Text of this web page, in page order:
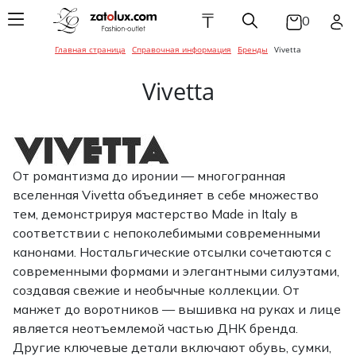
₸ 0
Комбинезоны
Жакеты /
Платья /
Пляжная
Белье
Ботинки
Кроссовки /
Кеды
Сандалии /
Шлепанцы
Сапоги
Аксессуары для
женщин
Сумка / Чехлы /
Портмоне
Украшения
Шарфы /
Пиджаки /
Пляжная
Белье
Рубашки
Спортивная
Эспадрильи
Сандалии /
Туфли
Аксессуары для
мужчин
Сумки / Чехлы /
Портмоне
Украшения
Шарфы /
Боди / Наборы /
Конверты
Пиджаки /
Платья /
Пляжная
Белье
Кеды
Сандалии /
Шлепанцы
Сапоги
Туфли
Аксессуары для
детей
Сумки / Чехлы
Украшения
Шарфы /
Главная страница Справочная информация Бренды Vivetta
Vivetta
От романтизма до иронии — многогранная
вселенная Vivetta объединяет в себе множество
тем, демонстрируя мастерство Made in Italy в
соответствии с непоколебимыми современными
канонами. Ностальгические отсылки сочетаются с
современными формами и элегантными силуэтами,
создавая свежие и необычные коллекции. От
манжет до воротников — вышивка на руках и лице
является неотъемлемой частью ДНК бренда.
Другие ключевые детали включают обувь, сумки,